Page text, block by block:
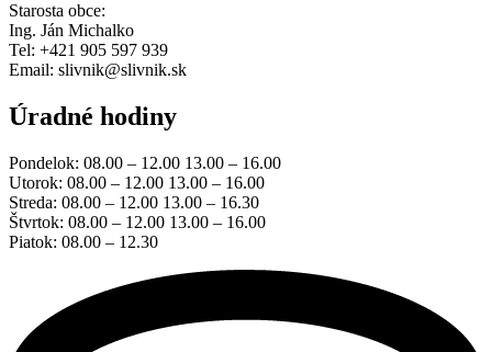
Starosta obce:
Ing. Ján Michalko
Tel: +421 905 597 939
Email: slivnik@slivnik.sk
Úradné hodiny
Pondelok: 08.00 – 12.00 13.00 – 16.00
Utorok: 08.00 – 12.00 13.00 – 16.00
Streda: 08.00 – 12.00 13.00 – 16.30
Štvrtok: 08.00 – 12.00 13.00 – 16.00
Piatok: 08.00 – 12.30